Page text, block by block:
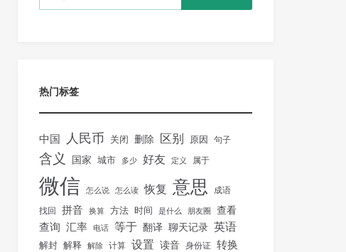
热门标签
中国 人民币 关闭 删除 区别 原因 句子
含义 国家 城市 多少 好友 定义 属于
微信 怎么说 怎么读 恢复 意思 成语
找回 拼音 换算 方法 时间 是什么 朋友圈 查看
查询 汇率 电话 等于 翻译 聊天记录 英语
解封 解释 解除 计算 设置 读音 身份证 转换